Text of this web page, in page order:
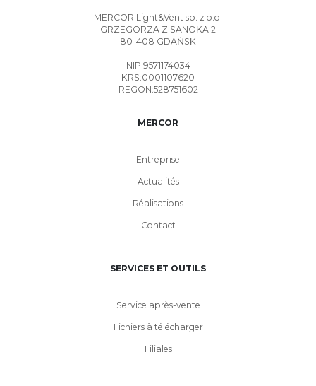
MERCOR Light&Vent sp. z o.o.
GRZEGORZA Z SANOKA 2
80-408 GDAŃSK
NIP:9571174034
KRS:0001107620
REGON:528751602
MERCOR
Entreprise
Actualités
Réalisations
Contact
SERVICES ET OUTILS
Service après-vente
Fichiers à télécharger
Filiales